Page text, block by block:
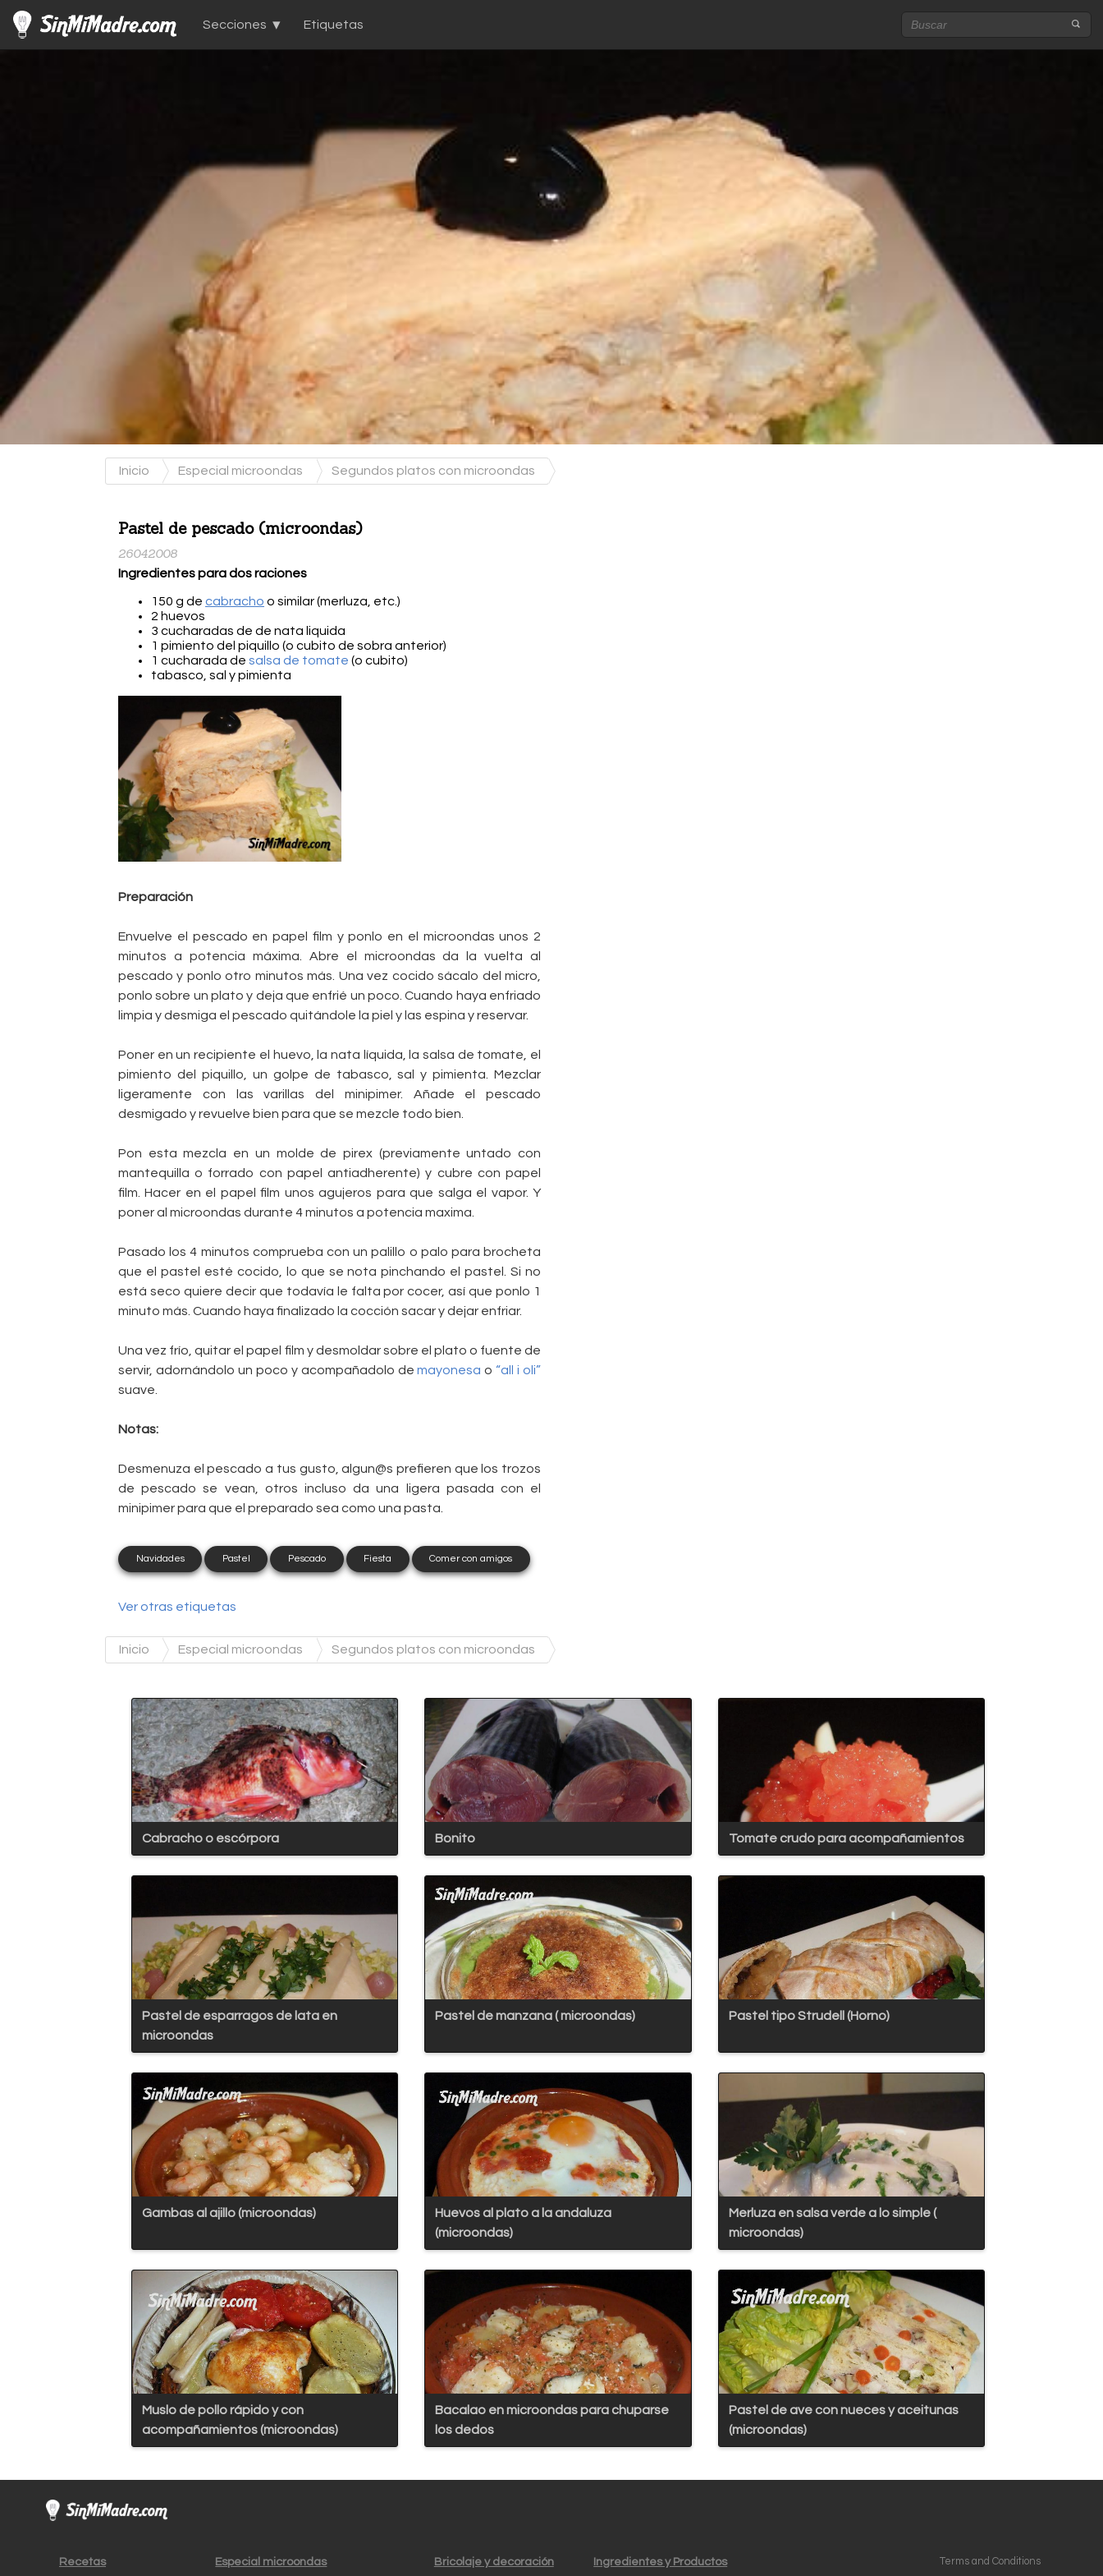
Secciones Etiquetas
Inicio Especial microondas Segundos platos con microondas
Pastel de pescado (microondas)
26042008
Ingredientes para dos raciones
150 g de cabracho o similar (merluza, etc.)
2 huevos
3 cucharadas de de nata liquida
1 pimiento del piquillo (o cubito de sobra anterior)
1 cucharada de salsa de tomate (o cubito)
tabasco, sal y pimienta
Preparación
Envuelve el pescado en papel film y ponlo en el microondas unos 2
minutos a potencia máxima. Abre el microondas da la vuelta al
pescado y ponlo otro minutos más. Una vez cocido sácalo del micro,
ponlo sobre un plato y deja que enfrié un poco. Cuando haya enfriado
limpia y desmiga el pescado quitándole la piel y las espina y reservar.
Poner en un recipiente el huevo, la nata líquida, la salsa de tomate, el
pimiento del piquillo, un golpe de tabasco, sal y pimienta. Mezclar
ligeramente con las varillas del minipimer. Añade el pescado
desmigado y revuelve bien para que se mezcle todo bien.
Pon esta mezcla en un molde de pirex (previamente untado con
mantequilla o forrado con papel antiadherente) y cubre con papel
film. Hacer en el papel film unos agujeros para que salga el vapor. Y
poner al microondas durante 4 minutos a potencia maxima.
Pasado los 4 minutos comprueba con un palillo o palo para brocheta
que el pastel esté cocido, lo que se nota pinchando el pastel. Si no
está seco quiere decir que todavía le falta por cocer, así que ponlo 1
minuto más. Cuando haya finalizado la cocción sacar y dejar enfriar.
Una vez frío, quitar el papel film y desmoldar sobre el plato o fuente de
servir, adornándolo un poco y acompañadolo demayonesa o“all i oli”
suave.
Notas:
Desmenuza el pescado a tus gusto, algun@s prefieren que los trozos
de pescado se vean, otros incluso da una ligera pasada con el
minipimer para que el preparado sea como una pasta.
Navidades Pastel Pescado Fiesta Comer con amigos
Ver otras etiquetas
Inicio Especial microondas Segundos platos con microondas
Cabracho o escórpora Bonito Tomate crudo para acompañamientos
Pastel de esparragos de lata en
microondas
Pastel de manzana ( microondas) Pastel tipo Strudell (Horno)
Gambas al ajillo (microondas)
Huevos al plato a la andaluza
(microondas)
Merluza en salsa verde a lo simple (
microondas)
Muslo de pollo rápido y con
acompañamientos (microondas)
Bacalao en microondas para chuparse
los dedos
Pastel de ave con nueces y aceitunas
(microondas)
Recetas Especial microondas Bricolaje y decoración Ingredientes y Productos Terms and Conditions